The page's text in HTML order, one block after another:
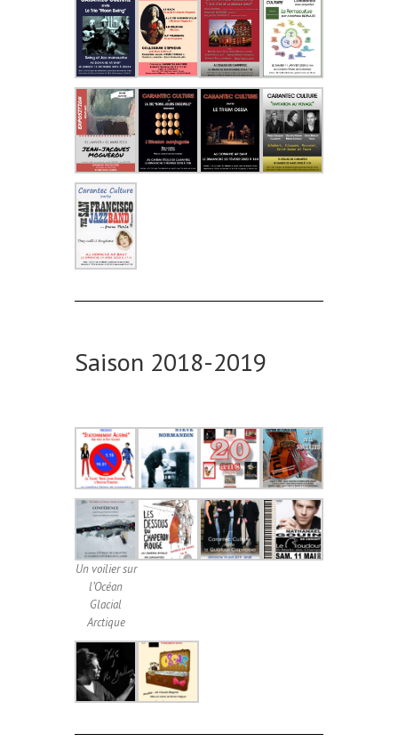
Saison 2018-2019
Un voilier sur
l’Océan
Glacial
Arctique